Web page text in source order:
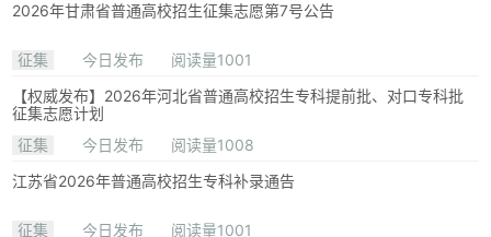
2026年甘肃省普通高校招生征集志愿第7号公告
征集 今日发布
阅读量1001
【权威发布】2026年河北省普通高校招生专科提前批、对口专科批
征集志愿计划
征集
今日发布
阅读量1008
江苏省2026年普通高校招生专科补录通告
征集 今日发布
阅读量1001